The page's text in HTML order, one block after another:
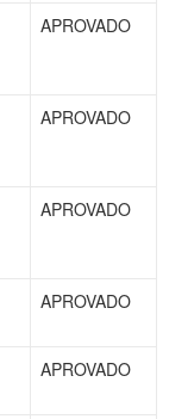
APROVADO
APROVADO
APROVADO
APROVADO
APROVADO